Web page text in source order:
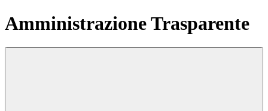
Amministrazione Trasparente